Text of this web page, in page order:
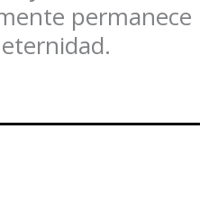
permanece